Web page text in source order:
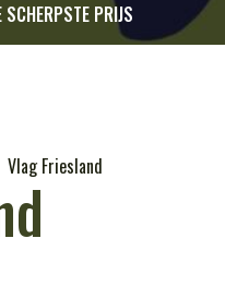
SCHERPSTE PRIJS
Vlag Friesland